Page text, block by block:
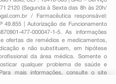
2120 (Segunda à Sexta das 8h às 20h/
/ Farmacêutica responsável:
49.855 | Autorização de Funcionamento
477-000047-1-5. As informações
ofertas de remédios e medicamentos,
e não substituem, em hipótese
da área médica. Somente o
qualquer problema de saúde e
mais informações, consulte o site